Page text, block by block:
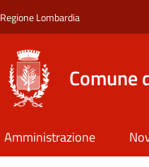
Regione Lombardia
Comune
Amministrazione